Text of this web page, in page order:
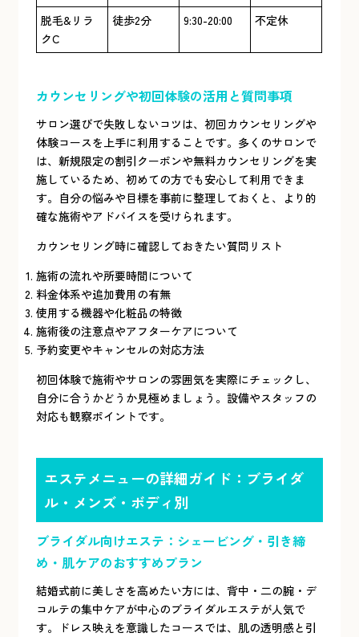
脱毛&リラ
クC
徒歩2分 9:30-20:00 不定休
カウンセリングや初回体験の活用と質問事項
サロン選びで失敗しないコツは、初回カウンセリングや
体験コースを上手に利用することです。多くのサロンで
は、新規限定の割引クーポンや無料カウンセリングを実
施しているため、初めての方でも安心して利用できま
す。自分の悩みや目標を事前に整理しておくと、より的
確な施術やアドバイスを受けられます。
カウンセリング時に確認しておきたい質問リスト
施術の流れや所要時間について
料金体系や追加費用の有無
使用する機器や化粧品の特徴
施術後の注意点やアフターケアについて
予約変更やキャンセルの対応方法
初回体験で施術やサロンの雰囲気を実際にチェックし、
自分に合うかどうか見極めましょう。設備やスタッフの
対応も観察ポイントです。
エステメニューの詳細ガイド：ブライダ
ル・メンズ・ボディ別
ブライダル向けエステ：シェービング・引き締
め・肌ケアのおすすめプラン
結婚式前に美しさを高めたい方には、背中・二の腕・デ
コルテの集中ケアが中心のブライダルエステが人気で
す。ドレス映えを意識したコースでは、肌の透明感と引